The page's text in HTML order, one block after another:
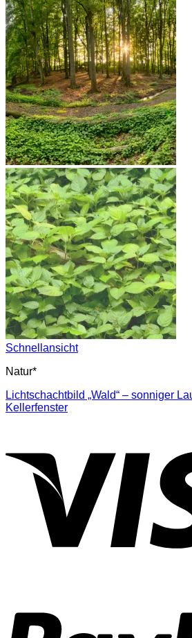
Schnellansicht
Natur*
Lichtschachtbild „Wald“ – sonniger
Kellerfenster